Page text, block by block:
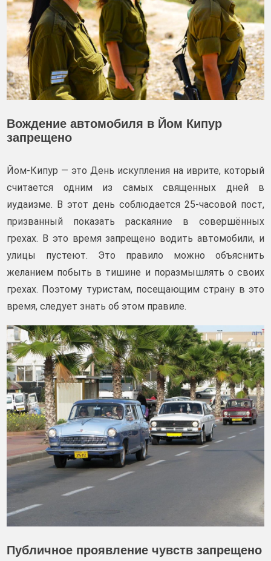
Вождение автомобиля в Йом Кипур
запрещено
Йом-Кипур — это День искупления на иврите, который
считается одним из самых священных дней в
иудаизме. В этот день соблюдается 25-часовой пост,
призванный показать раскаяние в совершённых
грехах. В это время запрещено водить автомобили, и
улицы пустеют. Это правило можно объяснить
желанием побыть в тишине и поразмышлять о своих
грехах. Поэтому туристам, посещающим страну в это
время, следует знать об этом правиле.
Публичное проявление чувств запрещено